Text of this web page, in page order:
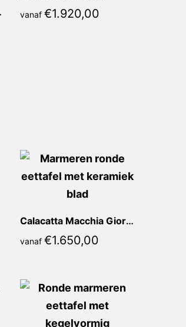
vanaf €1.920,00
Calacatta Macchia Giorgia Rond
vanaf €1.650,00